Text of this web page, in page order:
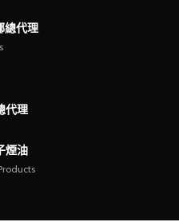
總代理
代理
煙油